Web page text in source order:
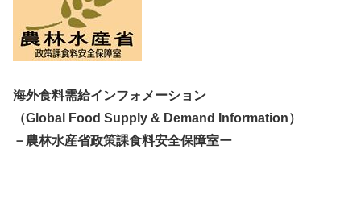
海外食料需給インフォメーション
（Global Food Supply & Demand Information）
－農林水産省政策課食料安全保障室ー